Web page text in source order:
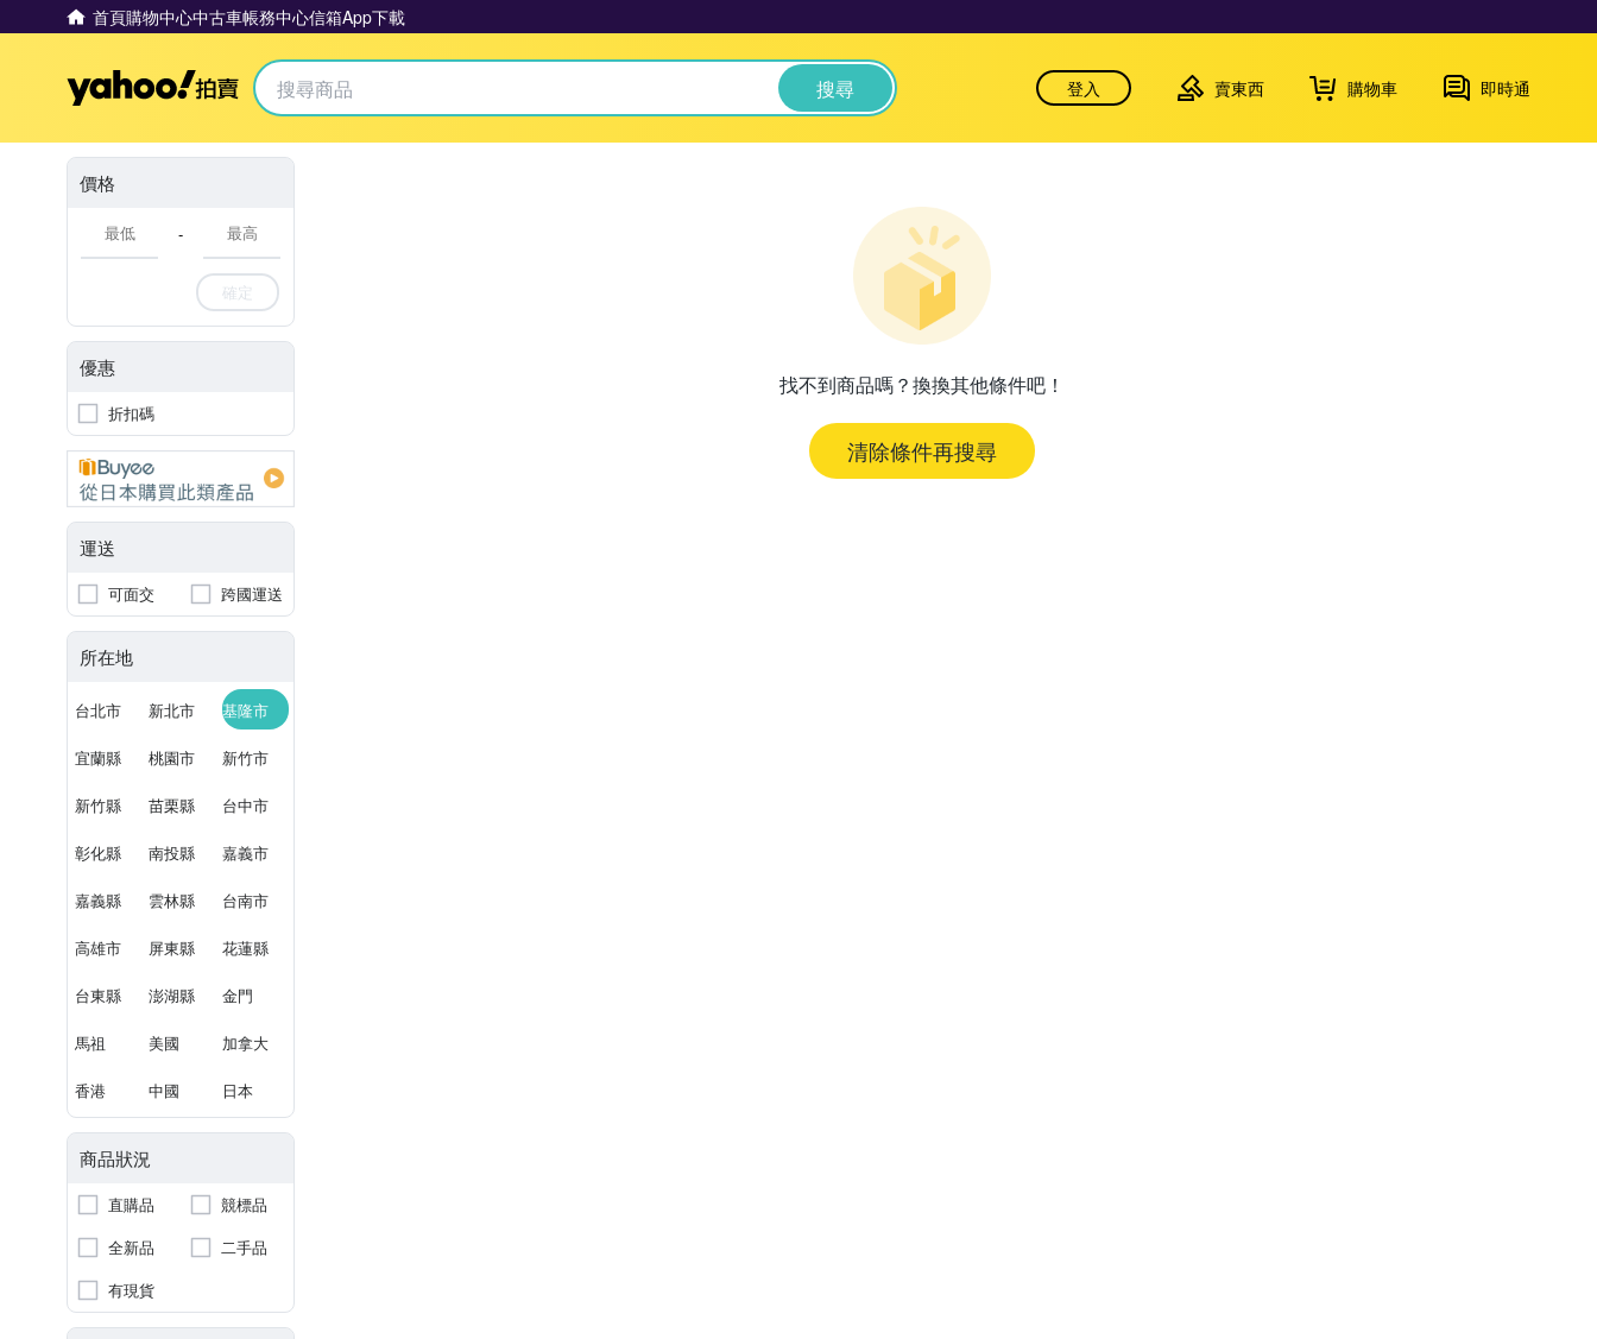
首頁購物中心中古車帳務中心信箱App下載
Yahoo拍賣 搜尋 登入 賣東西 購物車 即時通
價格
-
確定
優惠
折扣碼
運送
可面交 跨國運送
所在地
台北市 新北市 基隆市
宜蘭縣 桃園市 新竹市
新竹縣 苗栗縣 台中市
彰化縣 南投縣 嘉義市
嘉義縣 雲林縣 台南市
高雄市 屏東縣 花蓮縣
台東縣 澎湖縣 金門
馬祖 美國 加拿大
香港 中國 日本
商品狀況
直購品
競標品
全新品
二手品
有現貨
找不到商品嗎？換換其他條件吧！
清除條件再搜尋